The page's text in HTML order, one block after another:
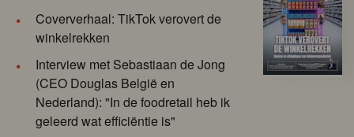
Coververhaal: TikTok verovert de
winkelrekken
Interview met Sebastiaan de Jong
(CEO Douglas België en
Nederland): "In de foodretail heb ik
geleerd wat efficiëntie is"